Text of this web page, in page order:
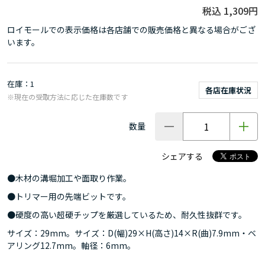
1,309円
ロイモールでの表示価格は各店舗での販売価格と異なる場合がござ
います。
在庫 1
各店在庫状況
※現在の受取方法に応じた在庫数です
数量
シェアする
●木材の溝堀加工や面取り作業。
●トリマー用の先端ビットです。
●硬度の高い超硬チップを厳選しているため、耐久性抜群です。
サイズ：29mm。サイズ：D(幅)29×H(高さ)14×R(曲)7.9mm・ベ
アリング12.7mm。軸径：6mm。